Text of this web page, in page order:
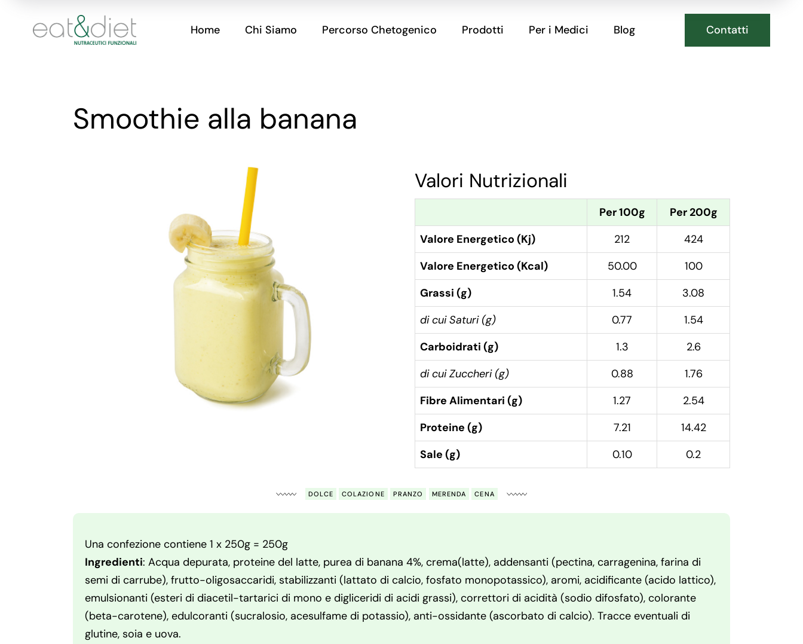
Home Chi Siamo Percorso Chetogenico Prodotti Per i Medici Blog Contatti
Smoothie alla banana
Valori Nutrizionali
Per 100g
Per 200g
Valore Energetico (Kj)
212
424
Valore Energetico (Kcal)
50.00
100
Grassi (g)
1.54
3.08
di cui Saturi (g)
0.77
1.54
Carboidrati (g)
1.3
2.6
di cui Zuccheri (g)
0.88
1.76
Fibre Alimentari (g)
1.27
2.54
Proteine (g)
7.21
14.42
Sale (g)
0.10 0.2
DOLCE COLAZIONE PRANZO MERENDA CENA
Una confezione contiene 1 x 250g = 250g
Ingredienti: Acqua depurata, proteine del latte, purea di banana 4%, crema(latte), addensanti (pectina, carragenina, farina di
semi di carrube), frutto-oligosaccaridi, stabilizzanti (lattato di calcio, fosfato monopotassico), aromi, acidificante (acido lattico),
emulsionanti (esteri di diacetil-tartarici di mono e digliceridi di acidi grassi), correttori di acidità (sodio difosfato), colorante
(beta-carotene), edulcoranti (sucralosio, acesulfame di potassio), anti-ossidante (ascorbato di calcio). Tracce eventuali di
glutine, soia e uova.